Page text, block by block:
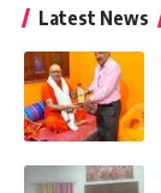
Latest News